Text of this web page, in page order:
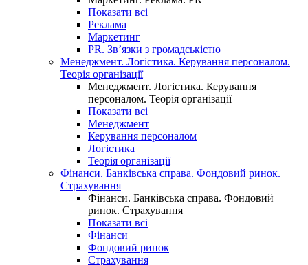
Показати всі
Реклама
Маркетинг
PR. Зв’язки з громадськістю
Менеджмент. Логістика. Керування персоналом.
Теорія організації
Менеджмент. Логістика. Керування
персоналом. Теорія організації
Показати всі
Менеджмент
Керування персоналом
Логістика
Теорія організації
Фінанси. Банківська справа. Фондовий ринок.
Страхування
Фінанси. Банківська справа. Фондовий
ринок. Страхування
Показати всі
Фінанси
Фондовий ринок
Страхування